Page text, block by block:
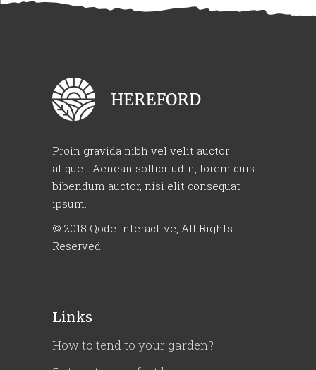
Proin gravida nibh vel velit auctor
aliquet. Aenean sollicitudin, lorem quis
bibendum auctor, nisi elit consequat
ipsum.
© 2018 Qode Interactive , All Rights
Reserved
Links
How to tend to your garden?